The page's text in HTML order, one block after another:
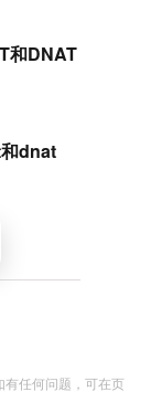
和DNAT
dnat
任何问题，可在页